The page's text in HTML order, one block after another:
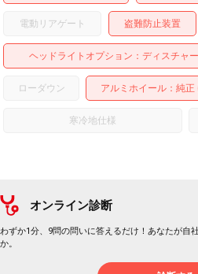
電動リアゲート 盗難防止装置
ヘッドライトオプション ディスチャ
ローダウン アルミホイール：純正
寒冷地仕様
オンライン診断
わずか1分、9問の問いに答えるだけ！あなたが自
か。